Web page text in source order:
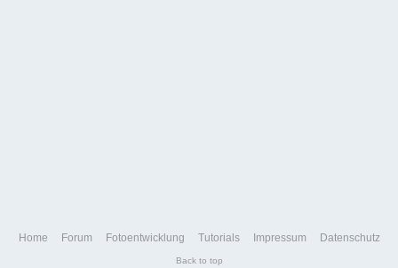
Home Forum Fotoentwicklung Tutorials Impressum Datenschutz
Back to top